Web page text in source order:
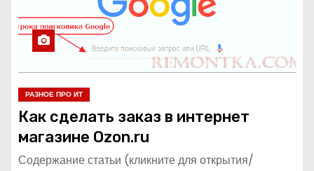
РАЗНОЕ ПРО ИТ
Как сделать заказ в интернет
магазине Ozon.ru
Содержание статьи (кликните для открытия/